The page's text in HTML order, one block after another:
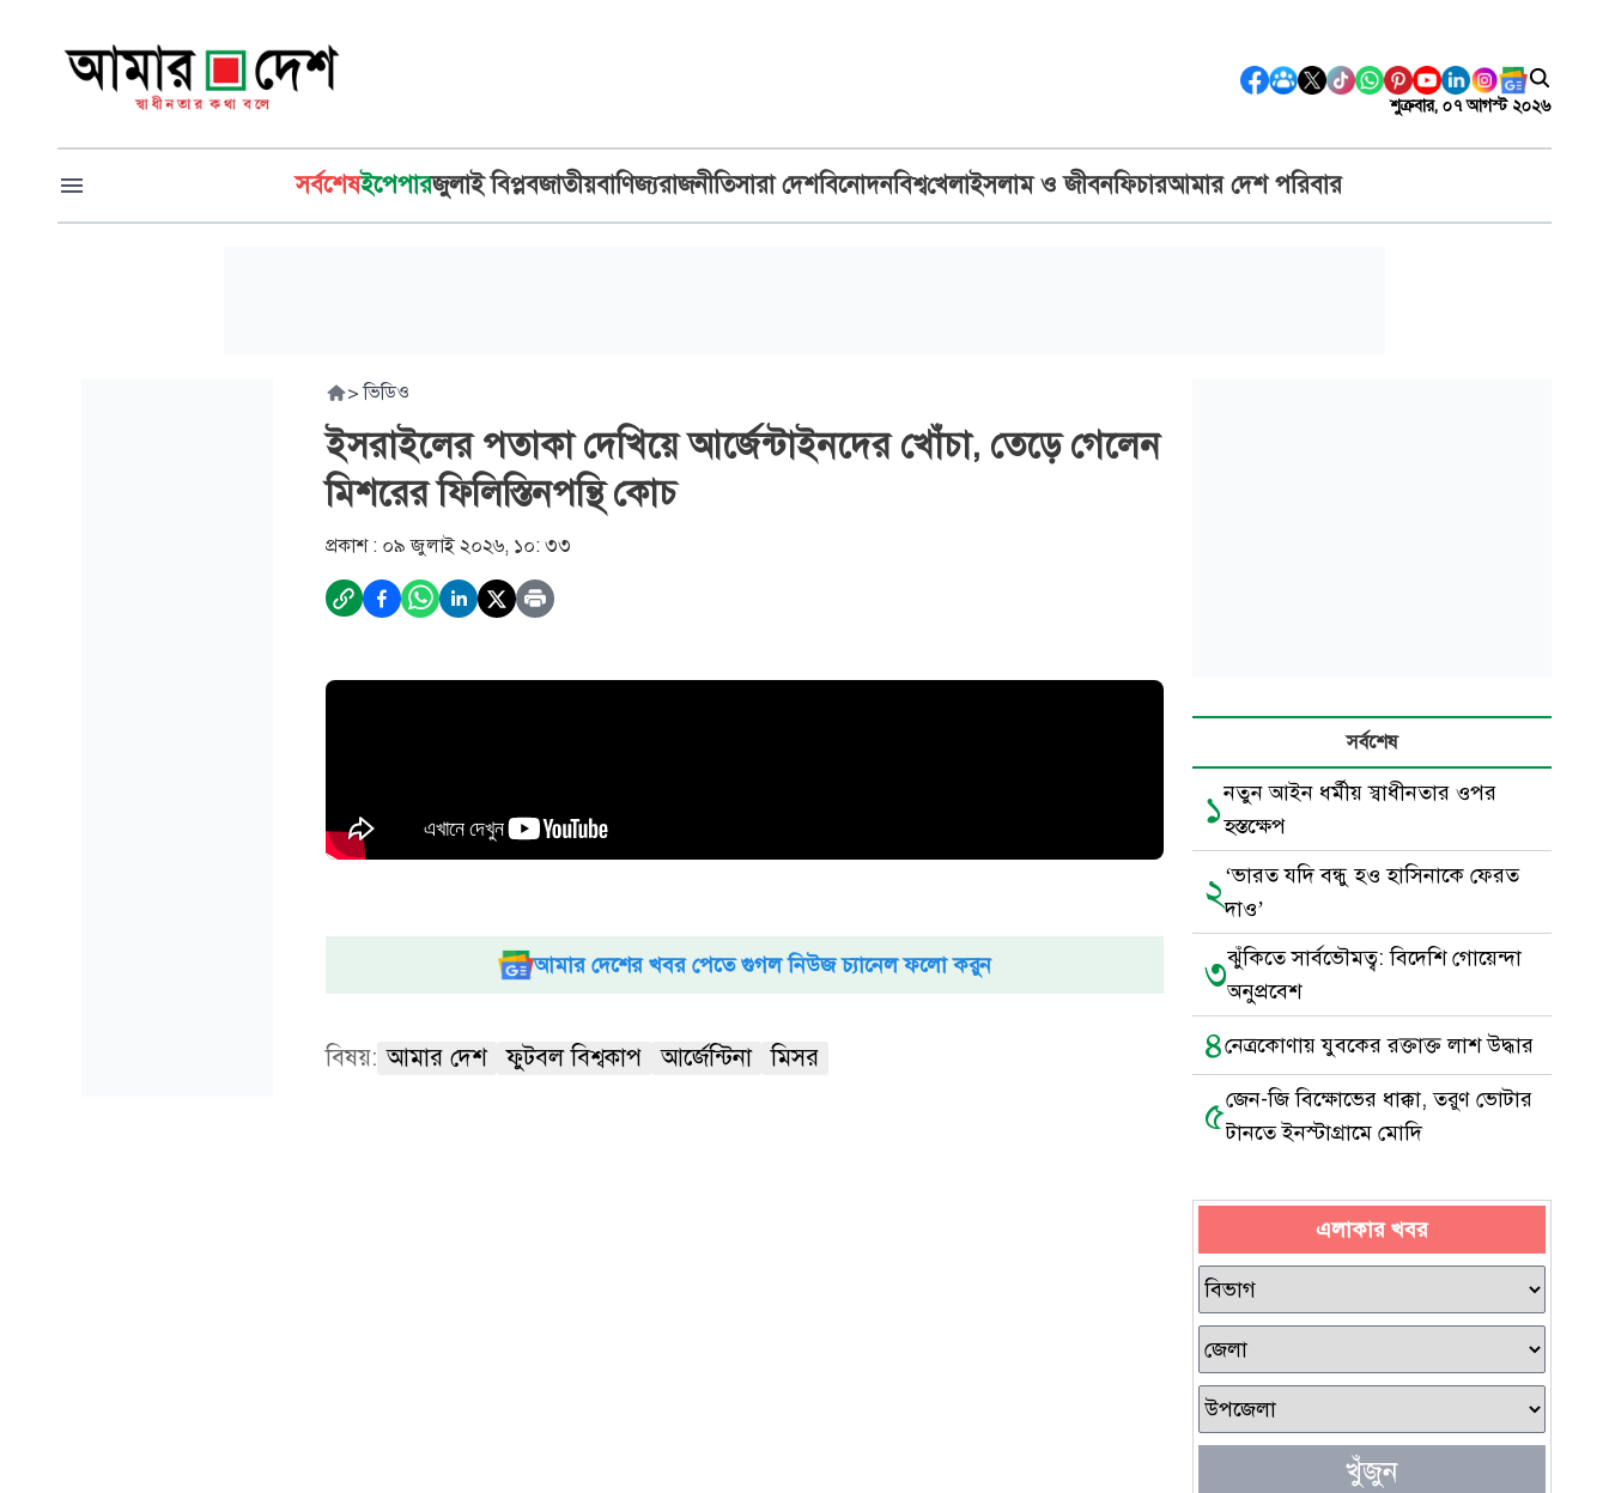
শুক্রবার, ০৭ আগস্ট ২০২৬
সর্বশেষইপেপারজুলাই বিপ্লবজাতীয়বাণিজ্যরাজনীতিসারা দেশবিনোদনবিশ্বখেলাইসলাম ও জীবনফিচারআমার দেশ পরিবার
> ভিডিও
ইসরাইলের পতাকা দেখিয়ে আর্জেন্টাইনদের খোঁচা, তেড়ে গেলেন
মিশরের ফিলিস্তিনপন্থি কোচ
প্রকাশ : ০৯ জুলাই ২০২৬, ১০: ৩৩
আমার দেশের খবর পেতে গুগল নিউজ চ্যানেল ফলো করুন
বিষয়: আমার দেশ ফুটবল বিশ্বকাপ আর্জেন্টিনা মিসর
সর্বশেষ
১নতুন আইন ধর্মীয় স্বাধীনতার ওপর
হস্তক্ষেপ
২‘ভারত যদি বন্ধু হও হাসিনাকে ফেরত
দাও’
৩ঝুঁকিতে সার্বভৌমত্ব: বিদেশি গোয়েন্দা
অনুপ্রবেশ
৪নেত্রকোণায় যুবকের রক্তাক্ত লাশ উদ্ধার
৫জেন-জি বিক্ষোভের ধাক্কা, তরুণ ভোটার
টানতে ইনস্টাগ্রামে মোদি
এলাকার খবর
খুঁজুন